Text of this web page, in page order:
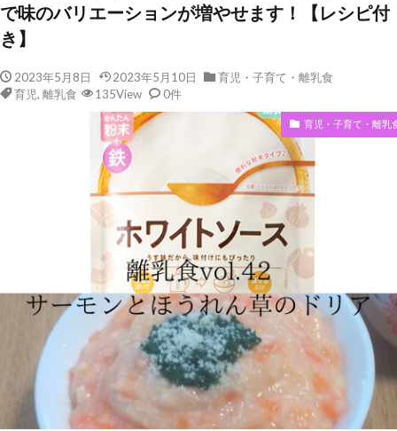
で味のバリエーションが増やせます！【レシピ付
き】
2023年5月8日 2023年5月10日
育児・子育て・離乳食
育児, 離乳食 135View 0件
育児・子育て・離乳